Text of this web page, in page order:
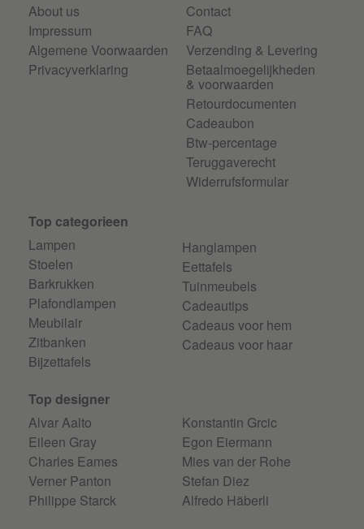
About us
Impressum
Algemene Voorwaarden
Privacyverklaring
Contact
FAQ
Verzending & Levering
Betaalmoegelijkheden
& voorwaarden
Retourdocumenten
Cadeaubon
Btw-percentage
Teruggaverecht
Widerrufsformular
Top categorieen
Lampen
Stoelen
Barkrukken
Plafondlampen
Meubilair
Zitbanken
Bijzettafels
Hanglampen
Eettafels
Tuinmeubels
Cadeautips
Cadeaus voor hem
Cadeaus voor haar
Top designer
Alvar Aalto
Eileen Gray
Charles Eames
Verner Panton
Philippe Starck
Konstantin Grcic
Egon Eiermann
Mies van der Rohe
Stefan Diez
Alfredo Häberli